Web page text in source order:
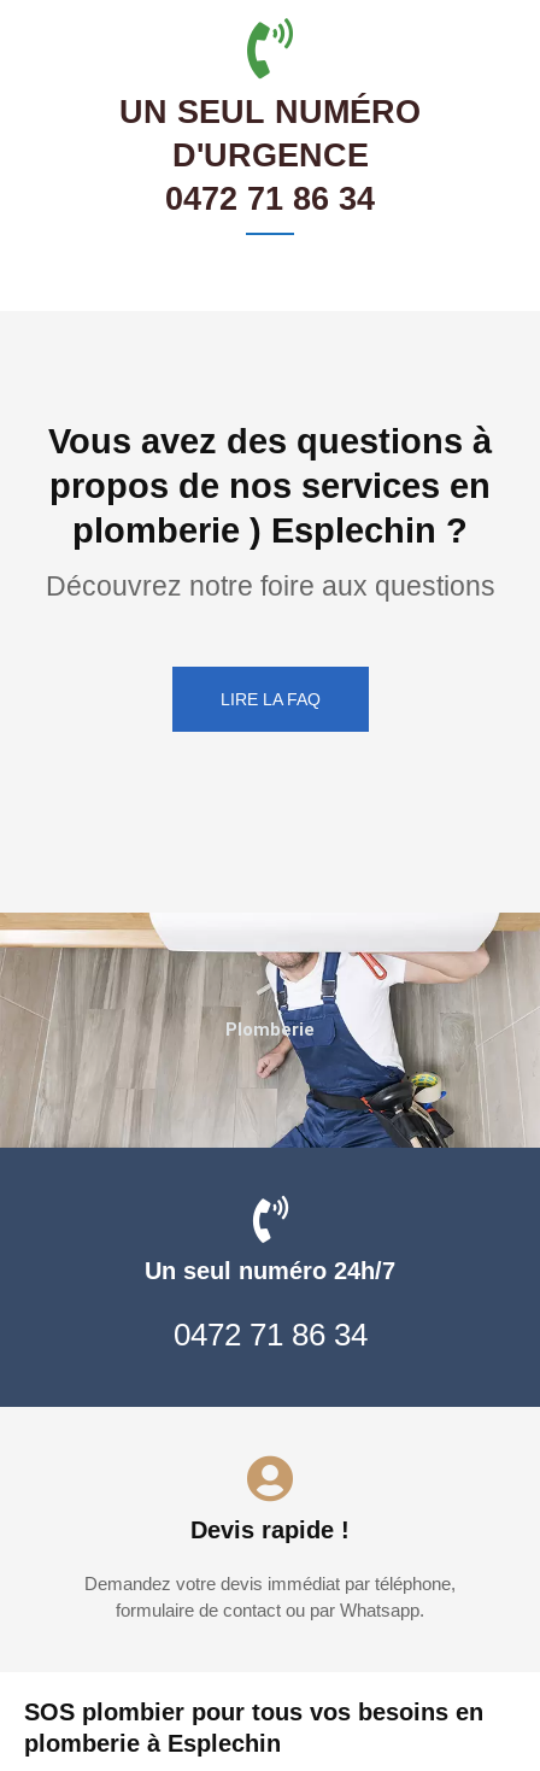
UN SEUL NUMÉRO
D'URGENCE
0472 71 86 34
Vous avez des questions à
propos de nos services en
plomberie ) Esplechin ?
Découvrez notre foire aux questions
LIRE LA FAQ
SOS plombier pour tous vos besoins en
plomberie à Esplechin
Un seul numéro 24h/7
0472 71 86 34
Devis rapide !
Demandez votre devis immédiat par téléphone,
formulaire de contact ou par Whatsapp.
Plomberie